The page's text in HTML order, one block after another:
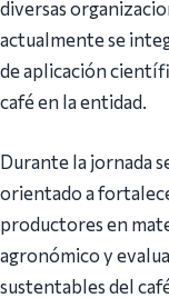
diversas
actualmente se
de aplicación
café en la entidad.
Durante la jornada
orientado a
productores en
agronómico y
sustentables del